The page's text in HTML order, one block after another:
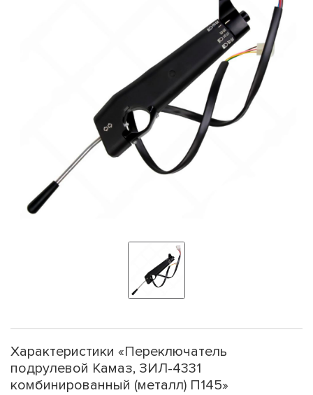
Характеристики «Переключатель
подрулевой Камаз, ЗИЛ-4331
комбинированный (металл) П145»